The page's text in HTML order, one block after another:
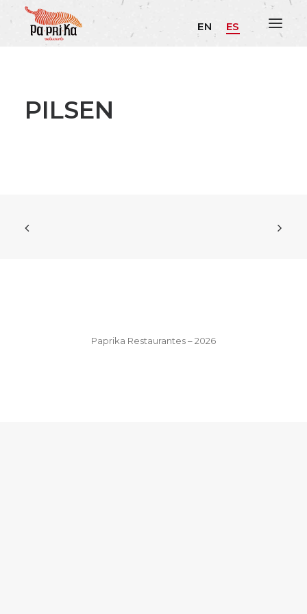
EN ES
PILSEN
Paprika Restaurantes – 2026